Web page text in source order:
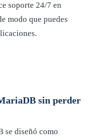
soporte 24/7 en
modo que puedes
sin perder
se diseñó como